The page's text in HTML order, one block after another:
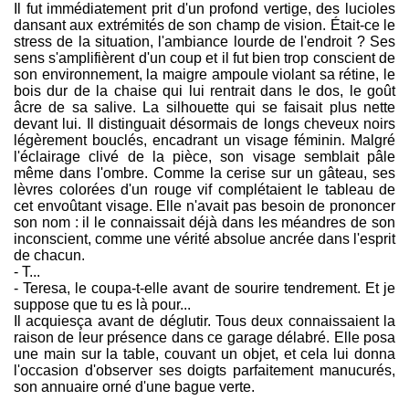
Il fut immédiatement prit d'un profond vertige, des lucioles
dansant aux extrémités de son champ de vision. Était-ce le
stress de la situation, l'ambiance lourde de l'endroit ? Ses
sens s'amplifièrent d'un coup et il fut bien trop conscient de
son environnement, la maigre ampoule violant sa rétine, le
bois dur de la chaise qui lui rentrait dans le dos, le goût
âcre de sa salive. La silhouette qui se faisait plus nette
devant lui. Il distinguait désormais de longs cheveux noirs
légèrement bouclés, encadrant un visage féminin. Malgré
l'éclairage clivé de la pièce, son visage semblait pâle
même dans l'ombre. Comme la cerise sur un gâteau, ses
lèvres colorées d'un rouge vif complétaient le tableau de
cet envoûtant visage. Elle n'avait pas besoin de prononcer
son nom : il le connaissait déjà dans les méandres de son
inconscient, comme une vérité absolue ancrée dans l'esprit
de chacun.
- T...
- Teresa, le coupa-t-elle avant de sourire tendrement. Et je
suppose que tu es là pour...
Il acquiesça avant de déglutir. Tous deux connaissaient la
raison de leur présence dans ce garage délabré. Elle posa
une main sur la table, couvant un objet, et cela lui donna
l'occasion d'observer ses doigts parfaitement manucurés,
son annuaire orné d'une bague verte.